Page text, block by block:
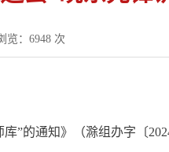
览： 6948 次
”的通知》（滁组办字〔